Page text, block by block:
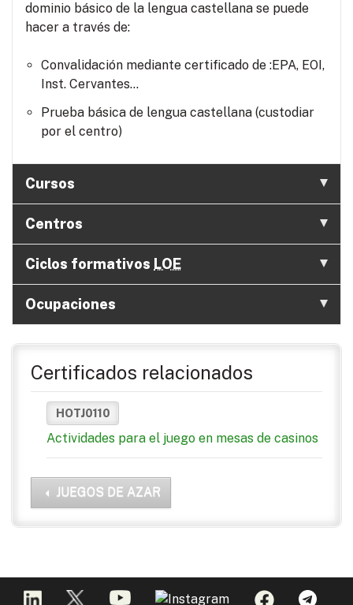
dominio básico de la lengua castellana se puede
hacer a través de:
Convalidación mediante certificado de :EPA, EOI,
Inst. Cervantes...
Prueba básica de lengua castellana (custodiar
por el centro)
Cursos
Centros
Ciclos formativos LOE
Ocupaciones
Certificados relacionados
HOTJ0110
Actividades para el juego en mesas de casinos
JUEGOS DE AZAR